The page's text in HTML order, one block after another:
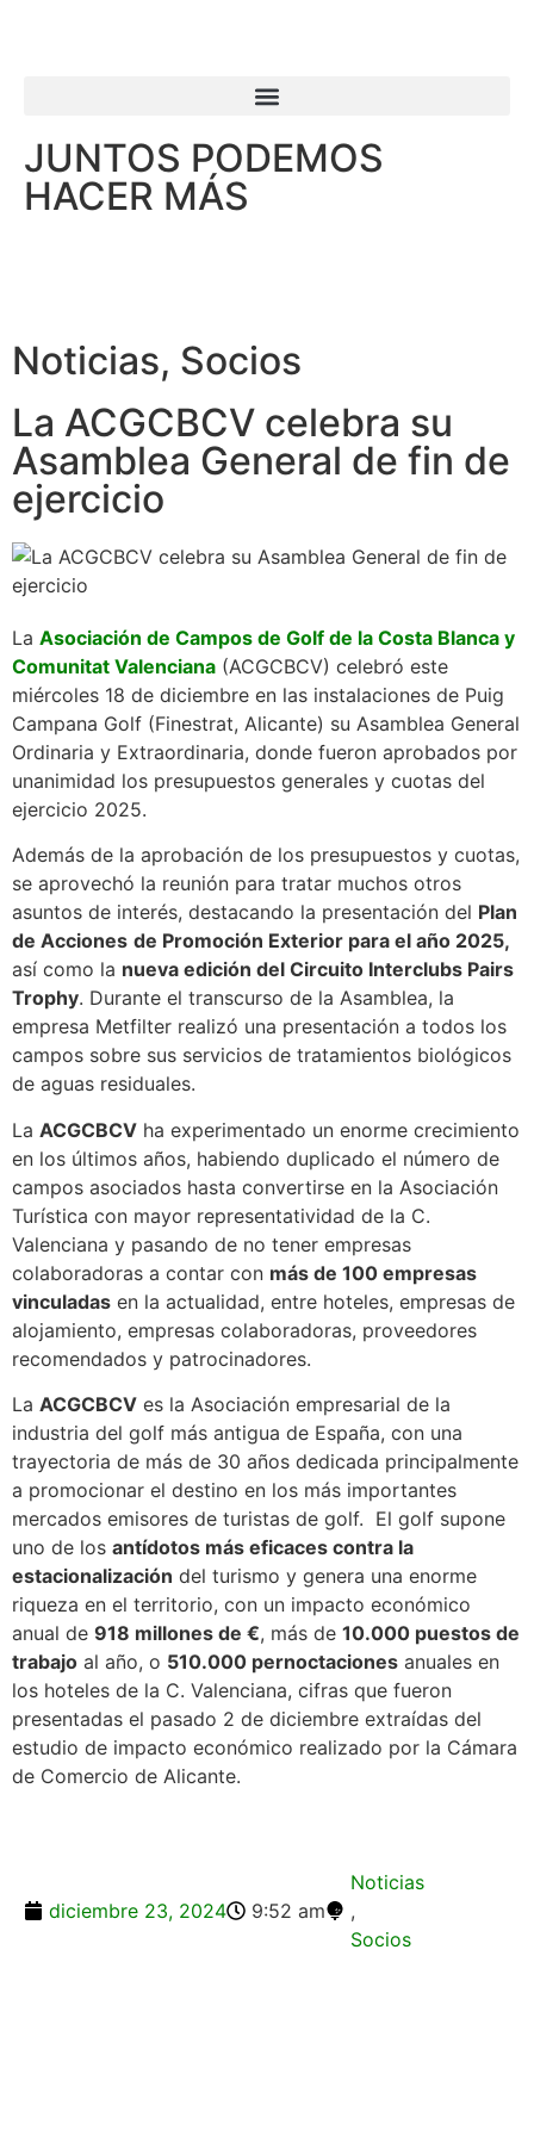
JUNTOS PODEMOS
HACER MÁS
Noticias, Socios
La ACGCBCV celebra su
Asamblea General de fin de
ejercicio
La Asociación de Campos de Golf de la Costa Blanca y
Comunitat Valenciana (ACGCBCV) celebró este
miércoles 18 de diciembre en las instalaciones de Puig
Campana Golf (Finestrat, Alicante) su Asamblea General
Ordinaria y Extraordinaria, donde fueron aprobados por
unanimidad los presupuestos generales y cuotas del
ejercicio 2025.
Además de la aprobación de los presupuestos y cuotas,
se aprovechó la reunión para tratar muchos otros
asuntos de interés, destacando la presentación del Plan
de Acciones de Promoción Exterior para el año 2025,
así como la nueva edición del Circuito Interclubs Pairs
Trophy. Durante el transcurso de la Asamblea, la
empresa Metfilter realizó una presentación a todos los
campos sobre sus servicios de tratamientos biológicos
de aguas residuales.
La ACGCBCV ha experimentado un enorme crecimiento
en los últimos años, habiendo duplicado el número de
campos asociados hasta convertirse en la Asociación
Turística con mayor representatividad de la C.
Valenciana y pasando de no tener empresas
colaboradoras a contar con más de 100 empresas
vinculadas en la actualidad, entre hoteles, empresas de
alojamiento, empresas colaboradoras, proveedores
recomendados y patrocinadores.
La ACGCBCV es la Asociación empresarial de la
industria del golf más antigua de España, con una
trayectoria de más de 30 años dedicada principalmente
a promocionar el destino en los más importantes
mercados emisores de turistas de golf. El golf supone
uno de los antídotos más eficaces contra la
estacionalización del turismo y genera una enorme
riqueza en el territorio, con un impacto económico
anual de 918 millones de €, más de 10.000 puestos de
trabajo al año, o 510.000 pernoctaciones anuales en
los hoteles de la C. Valenciana, cifras que fueron
presentadas el pasado 2 de diciembre extraídas del
estudio de impacto económico realizado por la Cámara
de Comercio de Alicante.
diciembre 23, 2024 9:52 am
Noticias
,
Socios